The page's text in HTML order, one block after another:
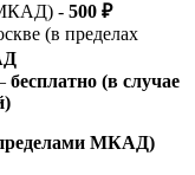
МКАД) - 500 ₽
(в пределах
бесплатно (в случае
пределами МКАД)